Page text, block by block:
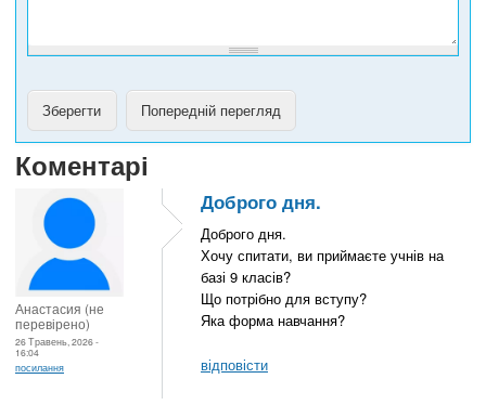
Коментарі
Анастасия (не
перевірено)
26 Травень, 2026 -
16:04
посилання
Доброго дня.
Доброго дня.
Хочу спитати, ви приймаєте учнів на
базі 9 класів?
Що потрібно для вступу?
Яка форма навчання?
відповісти